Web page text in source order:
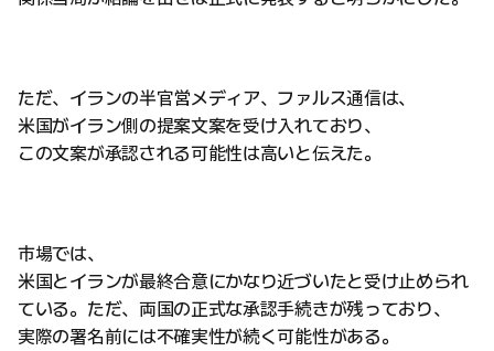
ただ、イランの半官営メディア、ファルス通信は、
米国がイラン側の提案文案を受け入れており、
この文案が承認される可能性は高いと伝えた。
市場では、
米国とイランが最終合意にかなり近づいたと受け止められ
ている。ただ、両国の正式な承認手続きが残っており、
実際の署名前には不確実性が続く可能性がある。